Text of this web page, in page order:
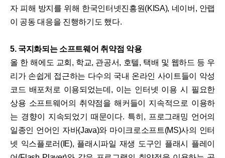
자 피해 방지를 위해 한국인터넷진흥원(KISA), 네이버, 안랩
이 공동 대응을 진행하기도 했다.
5. 국지화되는 소프트웨어 취약점 악용
올 한 해에도 교회, 학교, 관공서, 호텔, 택배 및 웹하드 등 우
리가 손쉽게 접근하는 다수의 국내 온라인 사이트들이 악성
코드 배포처로 이용되었는데, 이는 인터넷 이용 시 필요한
상용 소프트웨어의 취약점을 해커들이 지속적으로 이용하
는 경향이 지속되었기 때문이다. 특히, 프로그래밍 언어의
일종인 언어인 자바(Java)와 마이크로소프트(MS)사의 인터
넷 익스플로러(IE), 플래시파일 재생 도구인 플래시 플레이